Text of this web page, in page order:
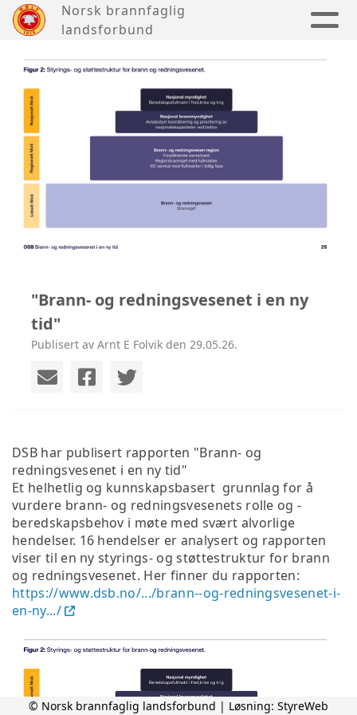
Norsk brannfaglig
landsforbund
"Brann- og redningsvesenet i en ny
tid"
Publisert av Arnt E Folvik den 29.05.26.
DSB har publisert rapporten "Brann- og
redningsvesenet i en ny tid"
Et helhetlig og kunnskapsbasert ­ grunnlag for å
vurdere brann- og redningsvesenets rolle og ­
beredskapsbehov i møte med svært ­alvorlige
hendelser. 16 hendelser er analysert og rapporten
viser til en ny styrings- og støttestruktur for brann
og redningsvesenet. Her finner du rapporten:
https://www.dsb.no/.../brann--og-redningsvesenet-i-
en-ny.../
© Norsk brannfaglig landsforbund | Løsning: StyreWeb